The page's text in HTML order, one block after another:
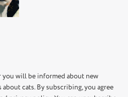
you will be informed about new
cats. By subscribing, you agree